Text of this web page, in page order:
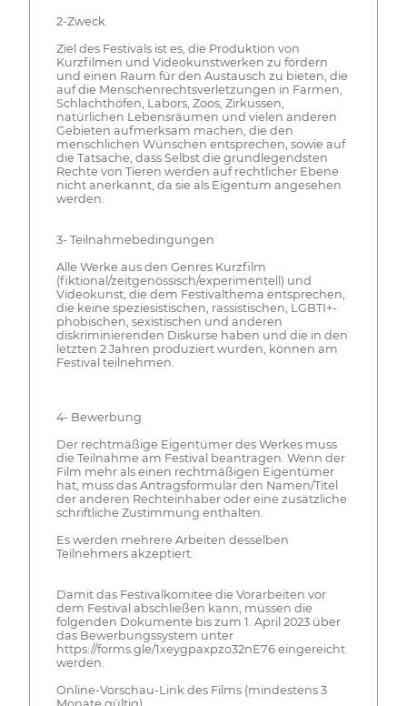
2-Zweck
Ziel des Festivals ist es, die Produktion von
Kurzfilmen und Videokunstwerken zu fördern
und einen Raum für den Austausch zu bieten, die
auf die Menschenrechtsverletzungen in Farmen,
Schlachthöfen, Labors, Zoos, Zirkussen,
natürlichen Lebensräumen und vielen anderen
Gebieten aufmerksam machen, die den
menschlichen Wünschen entsprechen, sowie auf
die Tatsache, dass Selbst die grundlegendsten
Rechte von Tieren werden auf rechtlicher Ebene
nicht anerkannt, da sie als Eigentum angesehen
werden.
3- Teilnahmebedingungen
Alle Werke aus den Genres Kurzfilm
(fiktional/zeitgenössisch/experimentell) und
Videokunst, die dem Festivalthema entsprechen,
die keine speziesistischen, rassistischen, LGBTI+-
phobischen, sexistischen und anderen
diskriminierenden Diskurse haben und die in den
letzten 2 Jahren produziert wurden, können am
Festival teilnehmen.
4- Bewerbung
Der rechtmäßige Eigentümer des Werkes muss
die Teilnahme am Festival beantragen. Wenn der
Film mehr als einen rechtmäßigen Eigentümer
hat, muss das Antragsformular den Namen/Titel
der anderen Rechteinhaber oder eine zusätzliche
schriftliche Zustimmung enthalten.
Es werden mehrere Arbeiten desselben
Teilnehmers akzeptiert.
Damit das Festivalkomitee die Vorarbeiten vor
dem Festival abschließen kann, müssen die
folgenden Dokumente bis zum 1. April 2023 über
das Bewerbungssystem unter
https://forms.gle/1xeygpaxpzo32nE76 eingereicht
werden.
Online-Vorschau-Link des Films (mindestens 3